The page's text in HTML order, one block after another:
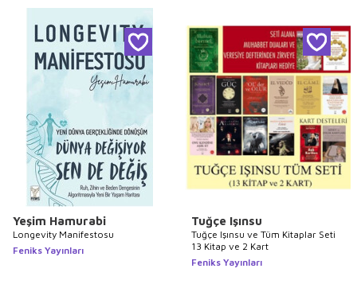
Yeşim Hamurabi
Longevity Manifestosu
Feniks Yayınları
Tuğçe Işınsu
Tuğçe Işınsu ve Tüm Kitaplar Seti
13 Kitap ve 2 Kart
Feniks Yayınları